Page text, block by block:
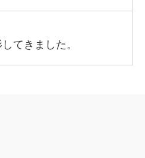
てきました。